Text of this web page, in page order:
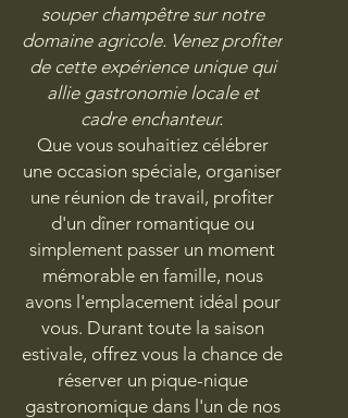
souper champêtre sur notre
domaine agricole. Venez profiter
de cette expérience unique qui
allie gastronomie locale et
cadre enchanteur.
Que vous souhaitiez célébrer
une occasion spéciale, organiser
une réunion de travail, profiter
d'un dîner romantique ou
simplement passer un moment
mémorable en famille, nous
avons l'emplacement idéal pour
vous. Durant toute la saison
estivale, offrez vous la chance de
réserver un pique-nique
gastronomique dans l'un de nos